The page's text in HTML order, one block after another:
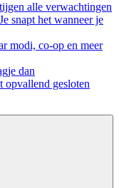
alle verwachtingen
snapt het wanneer je
modi, co-op en meer
dan
gesloten